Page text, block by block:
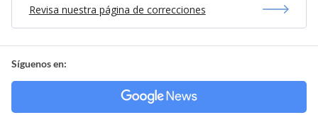
Revisa nuestra página de correcciones
Síguenos en: